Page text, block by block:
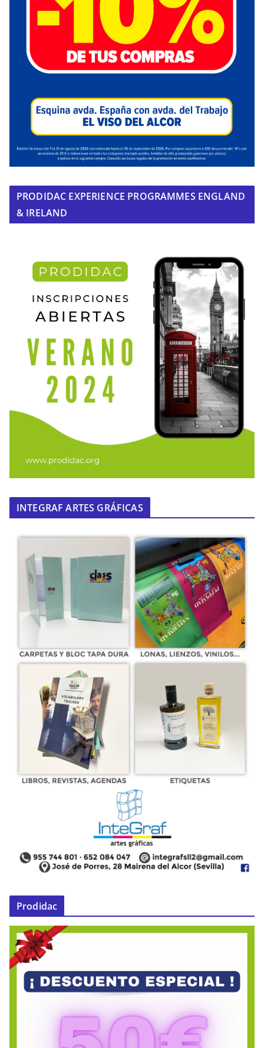
PRODIDAC EXPERIENCE PROGRAMMES ENGLAND
& IRELAND
INTEGRAF ARTES GRÁFICAS
Prodidac